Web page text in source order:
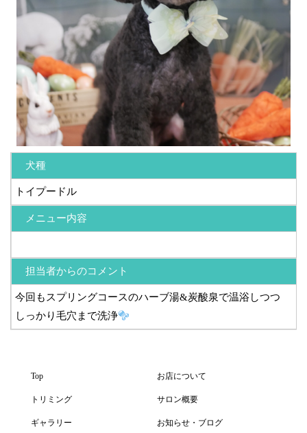
犬種
トイプードル
メニュー内容
担当者からのコメント
今回もスプリングコースのハーブ湯&炭酸泉で温浴しつつ
しっかり毛穴まで洗浄
Top お店について
トリミング サロン概要
ギャラリー お知らせ・ブログ